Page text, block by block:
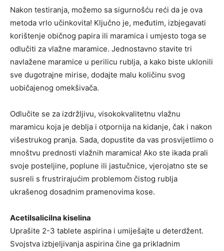
Nakon testiranja, možemo sa sigurnošću reći da je ova
metoda vrlo učinkovita! Ključno je, međutim, izbjegavati
korištenje običnog papira ili maramica i umjesto toga se
odlučiti za vlažne maramice. Jednostavno stavite tri
navlažene maramice u perilicu rublja, a kako biste uklonili
sve dugotrajne mirise, dodajte malu količinu svog
uobičajenog omekšivača.
Odlučite se za izdržljivu, visokokvalitetnu vlažnu
maramicu koja je deblja i otpornija na kidanje, čak i nakon
višestrukog pranja. Sada, dopustite da vas prosvijetlimo o
mnoštvu prednosti vlažnih maramica! Ako ste ikada prali
svoje posteljine, poplune ili jastučnice, vjerojatno ste se
susreli s frustrirajućim problemom čistog rublja
ukrašenog dosadnim pramenovima kose.
Acetilsalicilna kiselina
Uprašite 2-3 tablete aspirina i umiješajte u deterdžent.
Svojstva izbjeljivanja aspirina čine ga prikladnim